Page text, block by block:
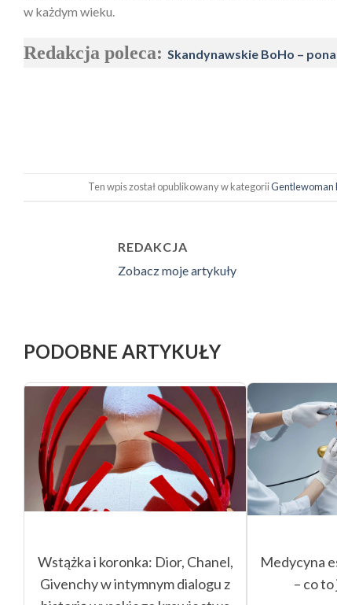
w każdym wieku.
Redakcja poleca: Skandynawskie BoHo –
Ten wpis został opublikowany w kategoriiGentlewoman
REDAKCJA
Zobacz moje artykuły
PODOBNE ARTYKUŁY
Wstążka i koronka: Dior, Chanel,
Givenchy w intymnym dialogu z
Medycyna
– co